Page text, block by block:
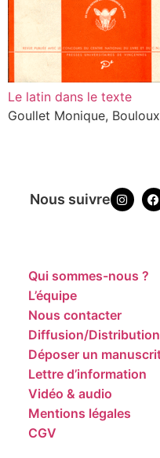
Le latin dans le texte
Goullet Monique,
Nous suivre
Qui sommes-nous ?
L’équipe
Nous contacter
Diffusion/Distribution
Déposer un
Lettre d’information
Vidéo & audio
Mentions légales
CGV